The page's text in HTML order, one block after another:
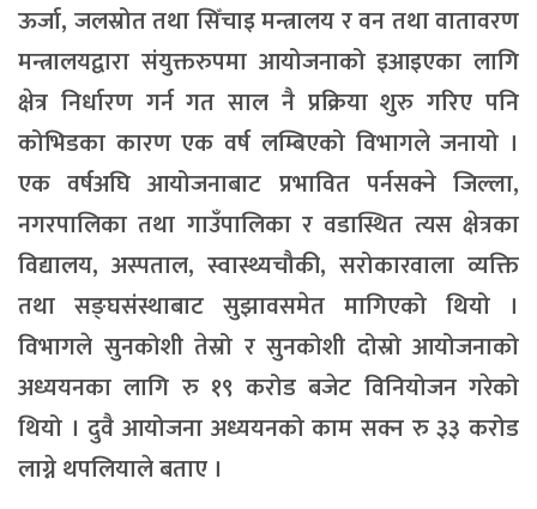
ऊर्जा, जलस्रोत तथा सिँचाइ मन्त्रालय र वन तथा वातावरण
मन्त्रालयद्वारा संयुक्तरुपमा आयोजनाको इआइएका लागि
क्षेत्र निर्धारण गर्न गत साल नै प्रक्रिया शुरु गरिए पनि
कोभिडका कारण एक वर्ष लम्बिएको विभागले जनायो ।
एक वर्षअघि आयोजनाबाट प्रभावित पर्नसक्ने जिल्ला,
नगरपालिका तथा गाउँपालिका र वडास्थित त्यस क्षेत्रका
विद्यालय, अस्पताल, स्वास्थ्यचौकी, सरोकारवाला व्यक्ति
तथा सङ्घसंस्थाबाट सुझावसमेत मागिएको थियो ।
विभागले सुनकोशी तेस्रो र सुनकोशी दोस्रो आयोजनाको
अध्ययनका लागि रु १९ करोड बजेट विनियोजन गरेको
थियो । दुवै आयोजना अध्ययनको काम सक्न रु ३३ करोड
लाग्ने थपलियाले बताए ।